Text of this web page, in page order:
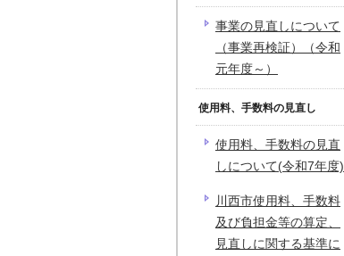
事業の見直しについて
（事業再検証）（令和
元年度～）
使用料、手数料の見直し
使用料、手数料の見直
しについて(令和7年度)
川西市使用料、手数料
及び負担金等の算定、
見直しに関する基準に